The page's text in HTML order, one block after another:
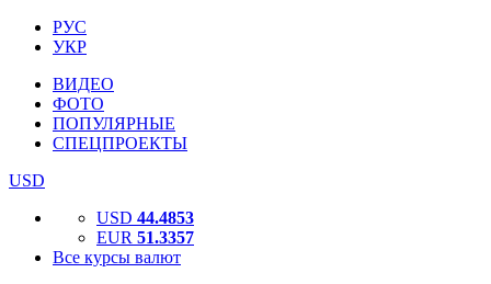
РУС
УКР
ВИДЕО
ФОТО
ПОПУЛЯРНЫЕ
СПЕЦПРОЕКТЫ
USD
USD 44.4853
EUR 51.3357
Все курсы валют